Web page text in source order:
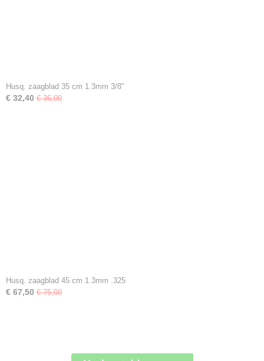
Husq. zaagblad 35 cm 1.3mm 3/8"
€ 32,40 € 36,00
Husq. zaagblad 45 cm 1.3mm .325
€ 67,50 € 75,00